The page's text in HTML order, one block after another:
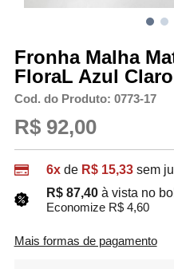
Fronha Malha
FloraL Azul Claro
Cod. do Produto: 0773-17
R$ 92,00
6xde R$ 15,33 sem
R$ 87,40 à vista no
Economize R$ 4,60
Mais formas de pagamento